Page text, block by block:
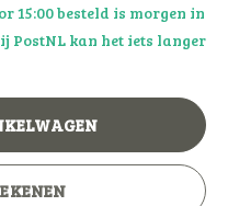
15:00 besteld is morgen in
PostNL kan het iets langer